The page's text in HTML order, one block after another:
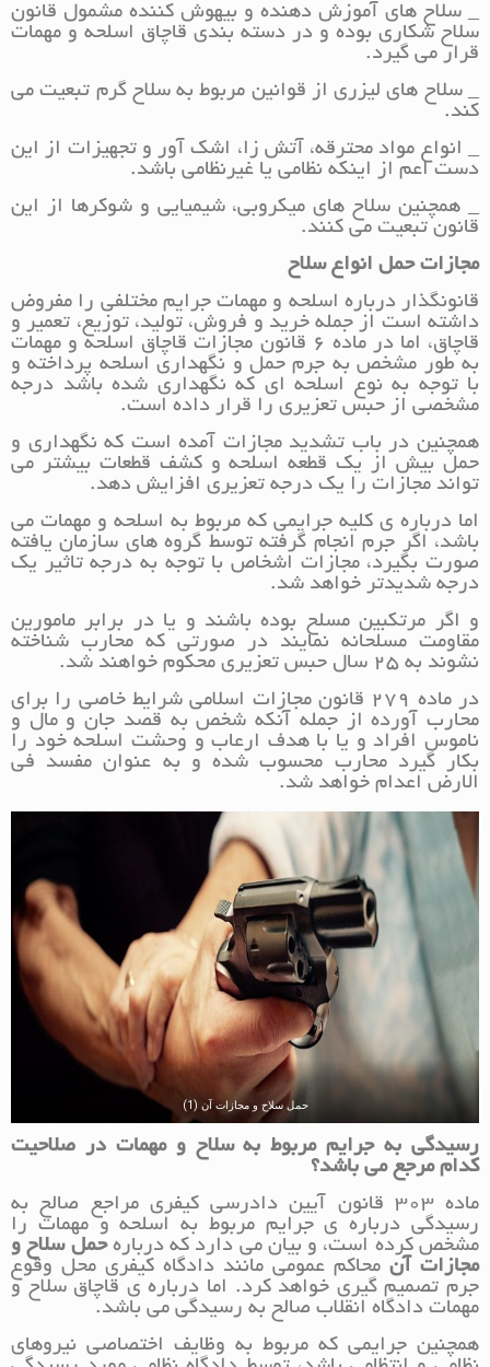
_ سلاح های آموزش دهنده و بیهوش کننده مشمول قانون
سلاح شکاری بوده و در دسته بندی قاچاق اسلحه و مهمات
قرار می گیرد.
_ سلاح های لیزری از قوانین مربوط به سلاح گرم تبعیت می
کند.
_ انواع مواد محترقه، آتش زا، اشک آور و تجهیزات از این
دست اعم از اینکه نظامی یا غیرنظامی باشد.
_ همچنین سلاح های میکروبی، شیمیایی و شوکرها از این
قانون تبعیت می کنند.
مجازات حمل انواع سلاح
قانونگذار درباره اسلحه و مهمات جرایم مختلفی را مفروض
داشته است از جمله خرید و فروش، تولید، توزیع، تعمیر و
قاچاق، اما در ماده 6 قانون مجازات قاچاق اسلحه و مهمات
به طور مشخص به جرم حمل و نگهداری اسلحه پرداخته و
با توجه به نوع اسلحه ای که نگهداری شده باشد درجه
مشخصی از حبس تعزیری را قرار داده است.
همچنین در باب تشدید مجازات‌ آمده است که نگهداری و
حمل بیش از یک قطعه اسلحه و کشف قطعات بیشتر می
تواند مجازات را یک درجه تعزیری افزایش دهد.
اما درباره ی کلیه جرایمی که مربوط به اسلحه و مهمات می
باشد، اگر جرم انجام گرفته توسط گروه های سازمان یافته
صورت بگیرد، مجازات اشخاص با توجه به درجه تاثیر یک
درجه شدیدتر خواهد شد.
و اگر مرتکبین مسلح بوده باشند و یا در برابر مامورین
مقاومت مسلحانه نمایند در صورتی که محارب شناخته
نشوند به 25 سال حبس تعزیری محکوم خواهند شد.
در ماده 279 قانون مجازات اسلامی شرایط خاصی را برای
محارب آورده از جمله آنکه شخص به قصد جان و مال و
ناموس افراد و یا با هدف ارعاب و وحشت اسلحه خود را
بکار گیرد محارب محسوب شده و به عنوان مفسد فی
الارض اعدام خواهد شد.
حمل سلاح و مجازات آن (1)
رسیدگی به جرایم مربوط به سلاح و مهمات در صلاحیت
کدام مرجع می باشد؟
ماده 303 قانون آیین دادرسی کیفری مراجع صالح به
رسیدگی درباره ی جرایم مربوط به اسلحه و مهمات را
مشخص کرده است، و بیان می دارد که دربارهحمل سلاح و
مجازات آن محاکم عمومی مانند دادگاه کیفری محل وقوع
جرم تصمیم گیری خواهد کرد. اما درباره ی قاچاق سلاح و
مهمات دادگاه انقلاب صالح به رسیدگی می باشد.
همچنین جرایمی که مربوط به وظایف اختصاصی نیروهای